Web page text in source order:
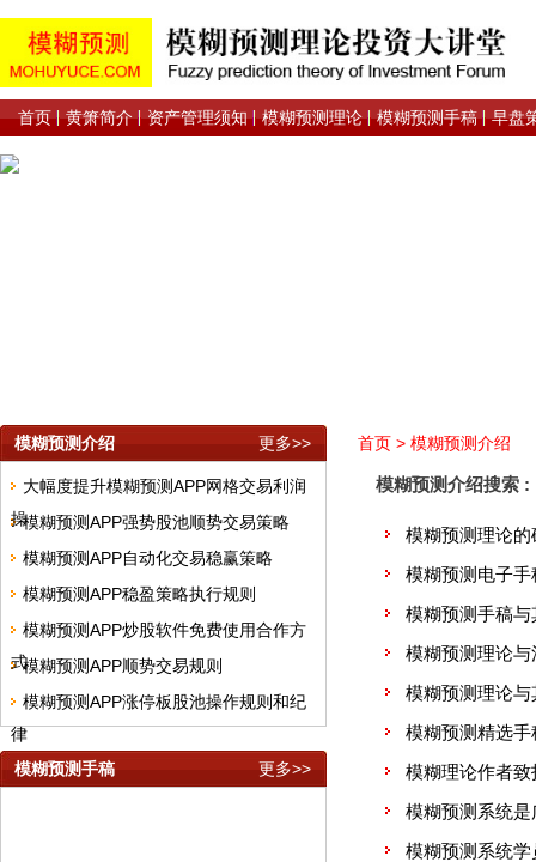
首页 黄箫简介 资产管理须知 模糊预测理论 模糊预测手稿 早盘
模糊预测介绍 更多>>
大幅度提升模糊预测APP网格交易利润
操模糊预测APP强势股池顺势交易策略
模糊预测APP自动化交易稳赢策略
模糊预测APP稳盈策略执行规则
模糊预测APP炒股软件免费使用合作方
式模糊预测APP顺势交易规则
模糊预测APP涨停板股池操作规则和纪
律
模糊预测手稿
更多>>
首页 > 模糊预测介绍
模糊预测介绍搜索 :
模糊预测理论
模糊预测电子
模糊预测手稿
模糊预测理论
模糊预测理论
模糊预测精选
模糊理论作者
模糊预测系统
模糊预测系统